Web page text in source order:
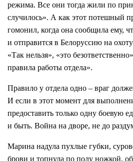
режима. Все они тогда жили по
случилось». А как этот потешный
гомонил, когда она сообщила ему,
и отправится в Белоруссию на
«Так нельзя», «это
правила работы отдела».
Правило у отдела одно – враг
И если в этот момент для
предоставить только одну боевую
и быть. Война на дворе, не до
Марина надула пухлые губки,
брови и топнула по полу ножкой,